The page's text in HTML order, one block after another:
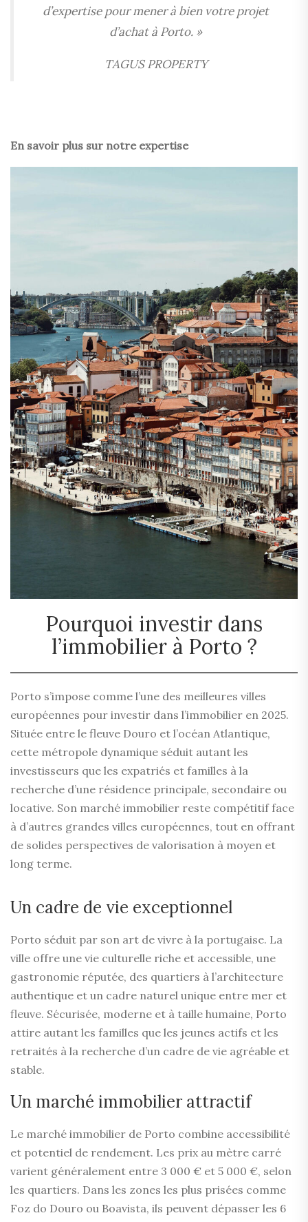
d’expertise pour mener à bien votre projet
d’achat à Porto. »
TAGUS PROPERTY
En savoir plus sur notre expertise
Pourquoi investir dans
l’immobilier à Porto ?
Porto s’impose comme l’une des meilleures villes
européennes pour investir dans l’immobilier en 2025.
Située entre le fleuve Douro et l’océan Atlantique,
cette métropole dynamique séduit autant les
investisseurs que les expatriés et familles à la
recherche d’une résidence principale, secondaire ou
locative. Son marché immobilier reste compétitif face
à d’autres grandes villes européennes, tout en offrant
de solides perspectives de valorisation à moyen et
long terme.
Un cadre de vie exceptionnel
Porto séduit par son art de vivre à la portugaise. La
ville offre une vie culturelle riche et accessible, une
gastronomie réputée, des quartiers à l’architecture
authentique et un cadre naturel unique entre mer et
fleuve. Sécurisée, moderne et à taille humaine, Porto
attire autant les familles que les jeunes actifs et les
retraités à la recherche d’un cadre de vie agréable et
stable.
Un marché immobilier attractif
Le marché immobilier de Porto combine accessibilité
et potentiel de rendement. Les prix au mètre carré
varient généralement entre 3 000 € et 5 000 €, selon
les quartiers. Dans les zones les plus prisées comme
Foz do Douro ou Boavista, ils peuvent dépasser les 6